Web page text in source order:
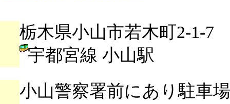
栃木県小山市若木町2-1-7
宇都宮線 小山駅
小山警察署前にあり駐車